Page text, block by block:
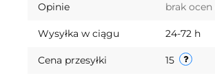
Opinie brak ocen
Wysyłka w ciągu 24-72 h
Cena przesyłki 15